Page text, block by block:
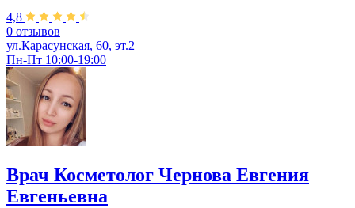
4,8
0 отзывов
ул.Карасунская, 60, эт.2
Пн-Пт 10:00-19:00
Врач Косметолог Чернова Евгения
Евгеньевна